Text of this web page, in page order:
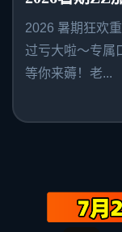
2026 暑期狂欢
过亏大啦～专属
等你来薅！老...